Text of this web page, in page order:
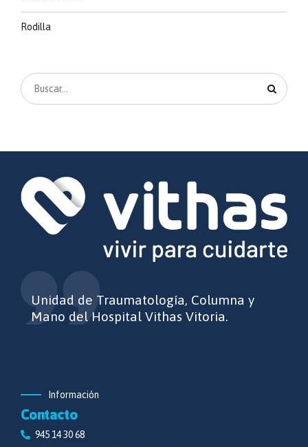
Rodilla
Unidad de Traumatología, Columna y
Mano del Hospital Vithas Vitoria.
Información
Contacto
945 14 30 68